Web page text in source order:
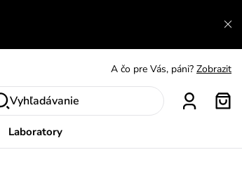
Laboratory
A čo pre Vás, páni? Zobrazit
S čím chybu neurobíš? Pozri
Výmena a vrátenie zadarmo Zobraziť
Vyhľadávanie